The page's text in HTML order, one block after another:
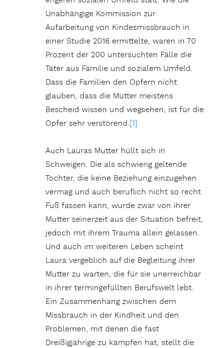
Unabhängige Kommission zur
Aufarbeitung von Kindesmissbrauch in
einer Studie 2016 ermittelte, waren in 70
Prozent der 200 untersuchten Fälle die
Täter aus Familie und sozialem Umfeld.
Dass die Familien den Opfern nicht
glauben, dass die Mütter meistens
Bescheid wissen und wegsehen, ist für die
Opfer sehr verstörend.[1]
Auch Lauras Mutter hüllt sich in
Schweigen. Die als schwierig geltende
Tochter, die keine Beziehung einzugehen
vermag und auch beruflich nicht so recht
Fuß fassen kann, wurde zwar von ihrer
Mutter seinerzeit aus der Situation befreit,
jedoch mit ihrem Trauma allein gelassen.
Und auch im weiteren Leben scheint
Laura vergeblich auf die Begleitung ihrer
Mutter zu warten, die für sie unerreichbar
in ihrer termingefüllten Berufswelt lebt.
Ein Zusammenhang zwischen dem
Missbrauch in der Kindheit und den
Problemen, mit denen die fast
Dreißigjährige zu kämpfen hat, stellt die